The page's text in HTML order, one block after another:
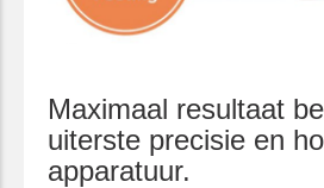
Maximaal resultaat
uiterste precisie en
apparatuur.